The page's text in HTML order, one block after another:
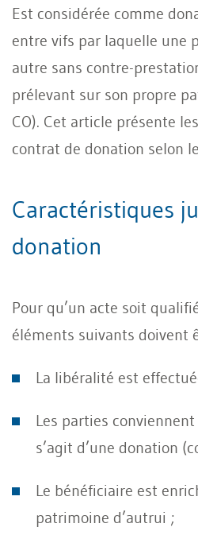
Est considérée comme
entre vifs par laquelle une
autre sans contre-
prélevant sur son propre
CO). Cet article présente
contrat de donation selon
Caractéristiques
donation
Pour qu’un acte soit
éléments suivants doivent
La libéralité est
Les parties
s’agit d’une donation
Le bénéficiaire est
patrimoine d’autrui ;